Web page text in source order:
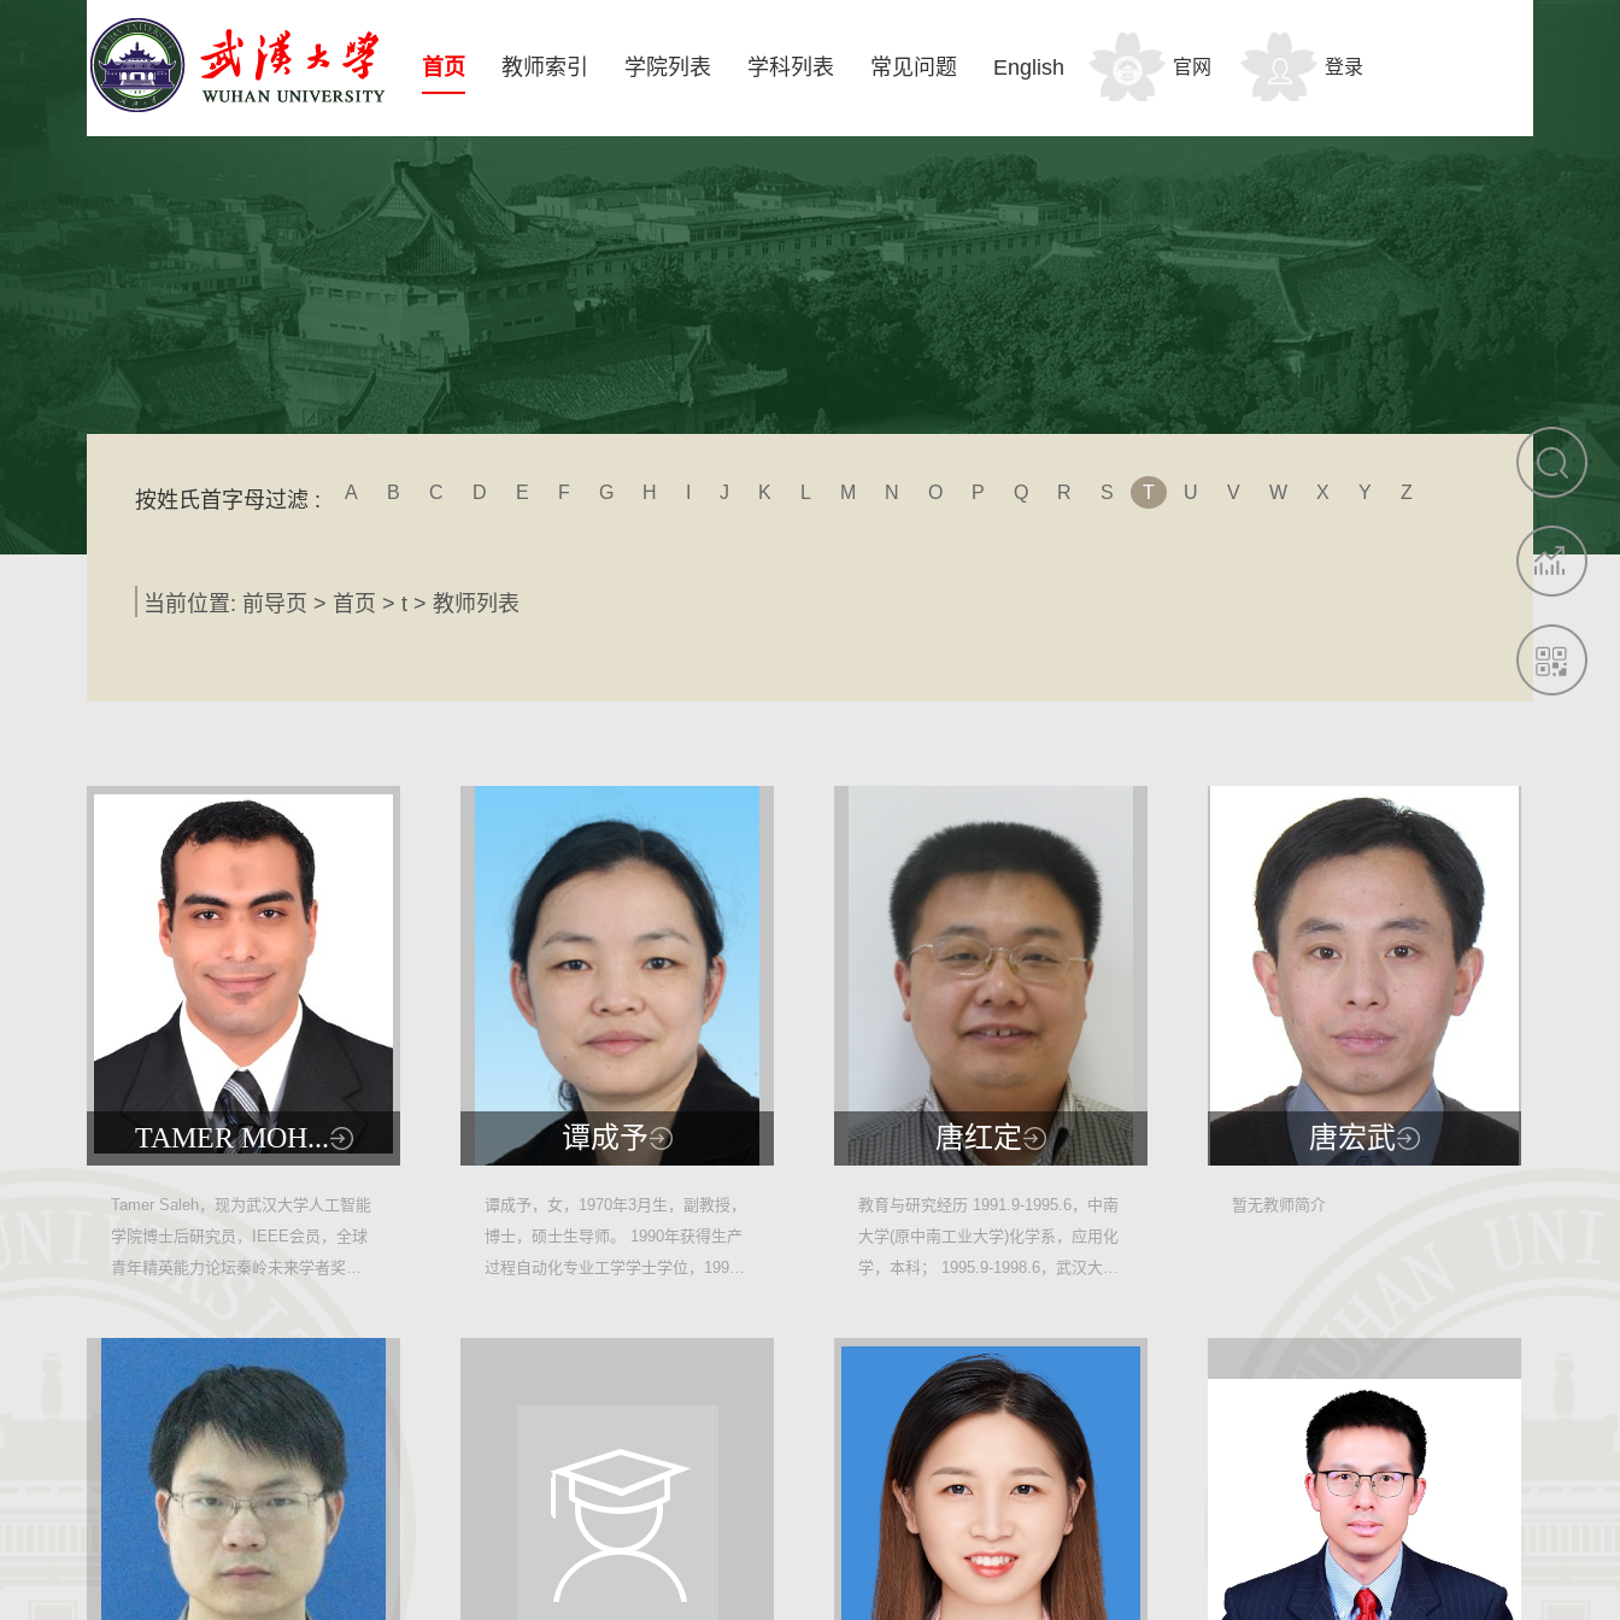
首页 教师索引 学院列表 学科列表 常见问题 English 官网 登录
按姓氏首字母过滤 : A B C D E F G H J K L M N O P Q R S T U V W X Y Z
当前位置: 前导页 > 首页 > t > 教师列表
TAMER MOH...
9043
Tamer Saleh，现为武汉大学人工智能
学院博士后研究员，IEEE会员，全球
青年精英能力论坛秦岭未来学者奖获
谭成予
11108
谭成予，女，1970年3月生，副教授，
博士，硕士生导师。 1990年获得生产
过程自动化专业工学学士学位，1996
唐红定
6250
2
教育与研究经历 1991.9-1995.6，中南
大学(原中南工业大学)化学系，应用化
学，本科； 1995.9-1998.6，武汉大学
唐宏武
暂无教师简介